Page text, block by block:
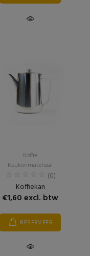
Koffie
Keukenmateriaal
(0)
Koffiekan
€1,60 excl. btw
RESERVEER